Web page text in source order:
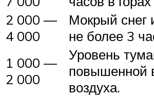
2 000 —
4 000
Мокрый снег
не более 3
1 000 —
2 000
Уровень
повышенной
воздуха.